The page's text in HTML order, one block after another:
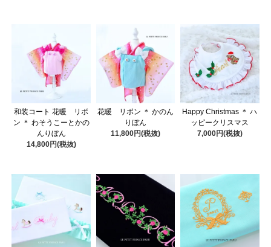
和装コート 花暖 リボ
ン ＊ わそうこーとかの
んりぼん
14,800円(税抜)
花暖 リボン ＊ かのん
りぼん
11,800円(税抜)
Happy Christmas ＊ ハ
ッピークリスマス
7,000円(税抜)